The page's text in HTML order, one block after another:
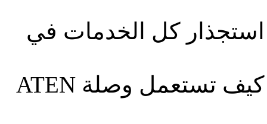
كل الخدمات في
: كيف تستعمل وصلة ATEN